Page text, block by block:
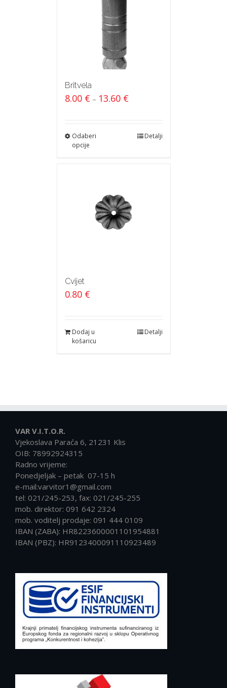
Britvela
8.00 € – 13.60 €
Odaberi
opcije
Detalji
Cvijet
0.80 €
Dodaj u
košaricu
Detalji
VAR V.I.T.O.R.
Vjekoslava Paraća 6, 21231 Klis
OIB: 78992924315
Radno vrijeme:
Ponedjeljak – petak 07-15 h
e-mail:varvitor1@gmail.com
tel: 021/245-253, fax: 021/245-255
mob. direktor: 091 642 2324
mob. voditelj prodaje: 091 444 0109
IBAN (ZABA): HR8223600001101954881
IBAN (PBZ): HR9123400091110923489